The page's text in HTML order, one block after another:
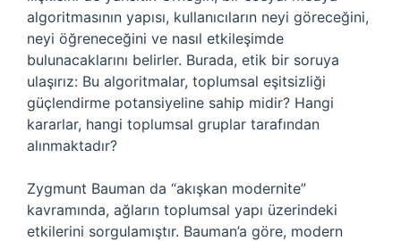
algoritmasının yapısı, kullanıcıların neyi göreceğini,
neyi öğreneceğini ve nasıl etkileşimde
bulunacaklarını belirler. Burada, etik bir soruya
ulaşırız: Bu algoritmalar, toplumsal eşitsizliği
güçlendirme potansiyeline sahip midir? Hangi
kararlar, hangi toplumsal gruplar tarafından
alınmaktadır?
Zygmunt Bauman da “akışkan modernite”
kavramında, ağların toplumsal yapı üzerindeki
etkilerini sorgulamıştır. Bauman’a göre, modern